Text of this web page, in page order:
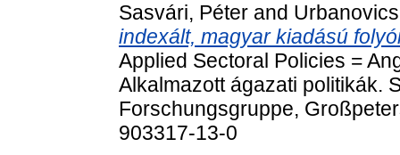
Sasvári, Péter and
indexált, magyar kiadású
Applied Sectoral Policies =
Alkalmazott ágazati politikák.
Forschungsgruppe,
903317-13-0